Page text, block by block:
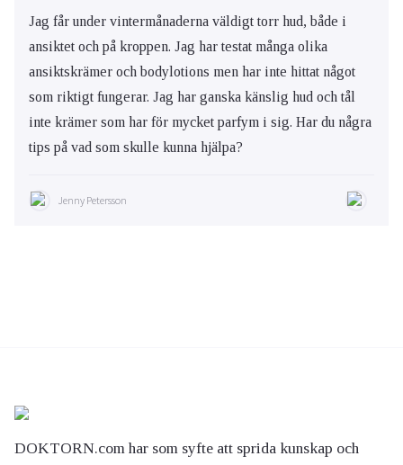
Jag får under vintermånaderna väldigt torr hud, både i
ansiktet och på kroppen. Jag har testat många olika
ansiktskrämer och bodylotions men har inte hittat något
som riktigt fungerar. Jag har ganska känslig hud och tål
inte krämer som har för mycket parfym i sig. Har du några
tips på vad som skulle kunna hjälpa?
Jenny Petersson
DOKTORN.com har som syfte att sprida kunskap och